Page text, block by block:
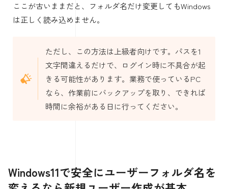
ここが古いままだと、フォルダ名だけ変更してもWindows
は正しく読み込めません。
ただし、この方法は上級者向けです。パスを1
文字間違えるだけで、ログイン時に不具合が起
きる可能性があります。業務で使っているPC
なら、作業前にバックアップを取り、できれば
時間に余裕がある日に行ってください。
Windows11で安全にユーザーフォルダ名を